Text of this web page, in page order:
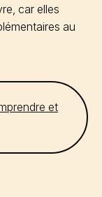
car elles
au
et